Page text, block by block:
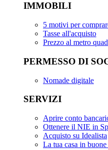
IMMOBILI
5 motivi per
Tasse all'acquisto
Prezzo al metro
PERMESSO DI
Nomade digitale
SERVIZI
Aprire conto
Ottenere il NIE in
Acquisto su Idealista
La tua casa in